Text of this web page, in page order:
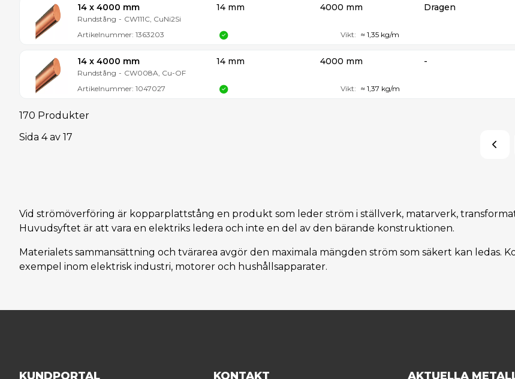
14 x 4000 mm
Rundstång - CW111C, CuNi2Si
Artikelnummer: 1363203
14 mm 4000 mm Dragen
Vikt: ≈ 1,35 kg/m
14 x 4000 mm
Rundstång - CW008A, Cu-OF
Artikelnummer: 1047027
14 mm 4000 mm -
Vikt: ≈ 1,37 kg/m
170 Produkter
Sida 4 av 17
Vid strömöverföring är kopparplattstång en produkt som leder ström i ställverk, matarverk,
Huvudsyftet är att vara en elektriks ledera och inte en del av den bärande konstruktionen.
Materialets sammansättning och tvärarea avgör den maximala mängden ström som säkert kan ledas.
exempel inom elektrisk industri, motorer och hushållsapparater.
KUNDPORTAL KONTAKT AKTUELLA